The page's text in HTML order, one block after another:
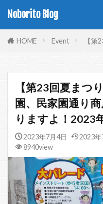
Noborito Blog
HOME Event 【
【第23回夏まつ
園、民家園通り
りますよ！2023
2023年7月4日 2023年
8940view